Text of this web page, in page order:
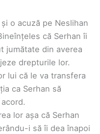
o acuză pe Neslihan
că Serhan îi
jumătate din averea
drepturile lor.
lui că le va transfera
ca Serhan să
lor așa că Serhan
i să îi dea înapoi